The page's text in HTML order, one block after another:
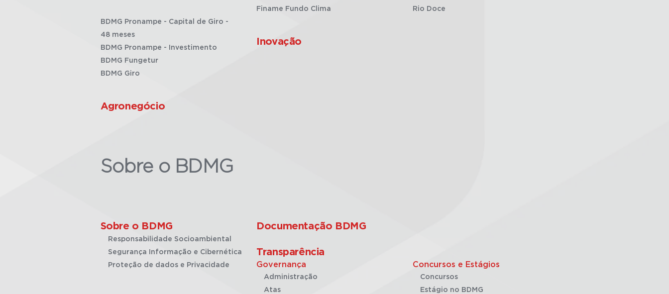
BDMG Pronampe - Capital de Giro -
48 meses
BDMG Pronampe - Investimento
BDMG Fungetur
BDMG Giro
Agronegócio
Finame Fundo Clima
Inovação
Rio Doce
Sobre o BDMG
Sobre o BDMG
Responsabilidade Socioambiental
Segurança Informação e Cibernética
Proteção de dados e Privacidade
Documentação BDMG
Transparência
Governança
Administração
Atas
Concursos e Estágios
Concursos
Estágio no BDMG